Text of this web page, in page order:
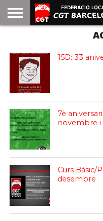
GOLDMAN
15D: 33
7è
novembre i
Curs Bàsic/
desembre